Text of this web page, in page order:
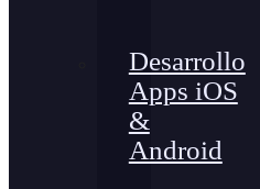
Desarrollo
Apps iOS
&
Android